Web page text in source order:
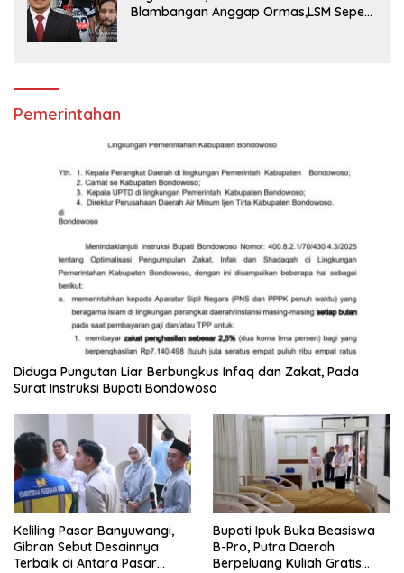
Blambangan Anggap Ormas,LSM Seperti
Pemerintahan
Diduga Pungutan Liar Berbungkus Infaq dan Zakat, Pada
Surat Instruksi Bupati Bondowoso
Keliling Pasar Banyuwangi,
Gibran Sebut Desainnya
Terbaik di Antara Pasar
Bupati Ipuk Buka Beasiswa
B-Pro, Putra Daerah
Berpeluang Kuliah Gratis